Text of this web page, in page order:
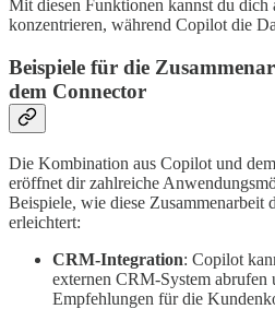
Mit diesen Funktionen kannst du
konzentrieren, während Copilot die
Beispiele für die
dem Connector
Die Kombination aus Copilot und
eröffnet dir zahlreiche
Beispiele, wie diese Zusammenarbeit
erleichtert:
CRM-Integration: Copilot
externen CRM-System abrufen
Empfehlungen für die